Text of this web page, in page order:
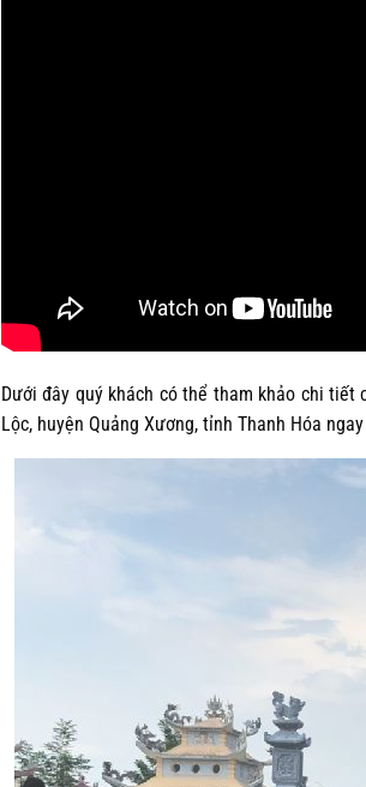
Dưới đây quý khách có thể tham khảo chi tiết
Lộc, huyện Quảng Xương, tỉnh Thanh Hóa